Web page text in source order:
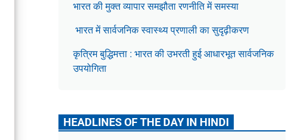
भारत की मुक्त व्यापार समझौता रणनीति में समस्या
भारत में सार्वजनिक स्वास्थ्य प्रणाली का सुदृढ़ीकरण
कृत्रिम बुद्धिमत्ता : भारत की उभरती हुई आधारभूत सार्वजनिक
उपयोगिता
HEADLINES OF THE DAY IN HINDI